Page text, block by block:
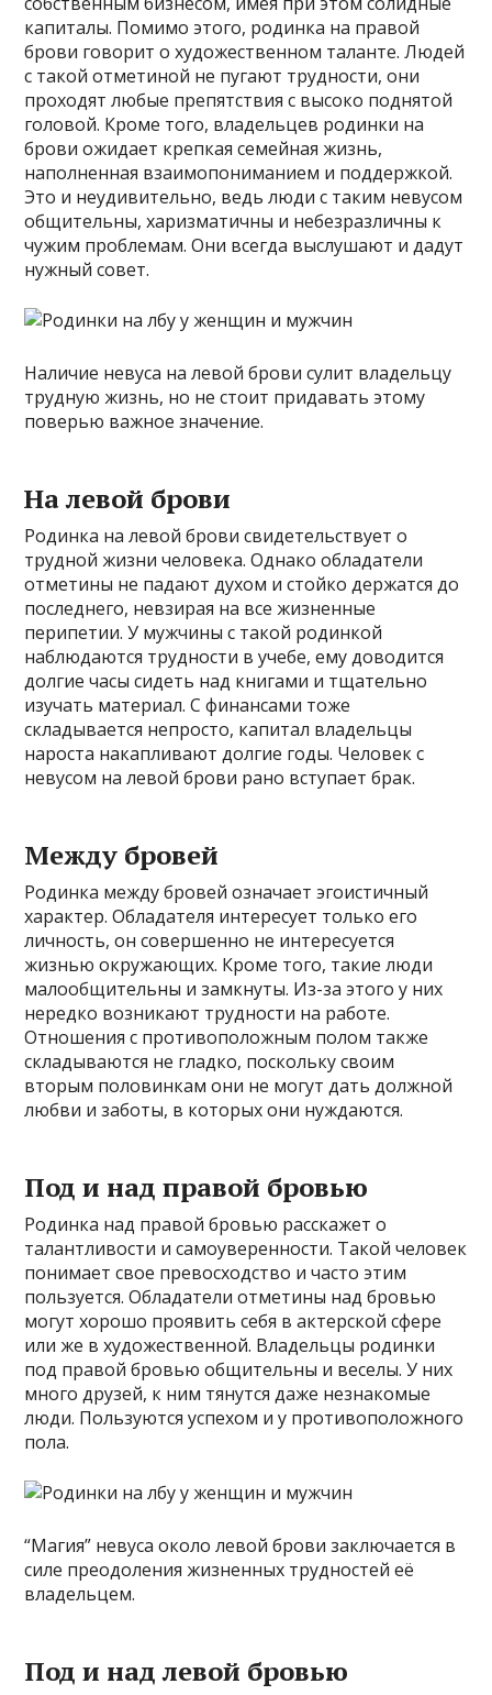
капиталы. Помимо этого, родинка на правой
брови говорит о художественном таланте. Людей
с такой отметиной не пугают трудности, они
проходят любые препятствия с высоко поднятой
головой. Кроме того, владельцев родинки на
брови ожидает крепкая семейная жизнь,
наполненная взаимопониманием и поддержкой.
Это и неудивительно, ведь люди с таким невусом
общительны, харизматичны и небезразличны к
чужим проблемам. Они всегда выслушают и дадут
нужный совет.
Наличие невуса на левой брови сулит владельцу
трудную жизнь, но не стоит придавать этому
поверью важное значение.
На левой брови
Родинка на левой брови свидетельствует о
трудной жизни человека. Однако обладатели
отметины не падают духом и стойко держатся до
последнего, невзирая на все жизненные
перипетии. У мужчины с такой родинкой
наблюдаются трудности в учебе, ему доводится
долгие часы сидеть над книгами и тщательно
изучать материал. С финансами тоже
складывается непросто, капитал владельцы
нароста накапливают долгие годы. Человек с
невусом на левой брови рано вступает брак.
Между бровей
Родинка между бровей означает эгоистичный
характер. Обладателя интересует только его
личность, он совершенно не интересуется
жизнью окружающих. Кроме того, такие люди
малообщительны и замкнуты. Из-за этого у них
нередко возникают трудности на работе.
Отношения с противоположным полом также
складываются не гладко, поскольку своим
вторым половинкам они не могут дать должной
любви и заботы, в которых они нуждаются.
Под и над правой бровью
Родинка над правой бровью расскажет о
талантливости и самоуверенности. Такой человек
понимает свое превосходство и часто этим
пользуется. Обладатели отметины над бровью
могут хорошо проявить себя в актерской сфере
или же в художественной. Владельцы родинки
под правой бровью общительны и веселы. У них
много друзей, к ним тянутся даже незнакомые
люди. Пользуются успехом и у противоположного
пола.
“Магия” невуса около левой брови заключается в
силе преодоления жизненных трудностей её
владельцем.
Под и над левой бровью